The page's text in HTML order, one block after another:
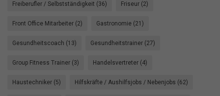
Freiberufler / Selbstständigkeit (36) Friseur (2)
Front Office Mitarbeiter (2) Gastronomie (21)
Gesundheitscoach (13) Gesundheitstrainer (27)
Group Fitness Trainer (3) Handelsvertreter (4)
Haustechniker (5) Hilfskräfte / Aushilfsjobs / Nebenjobs (62)